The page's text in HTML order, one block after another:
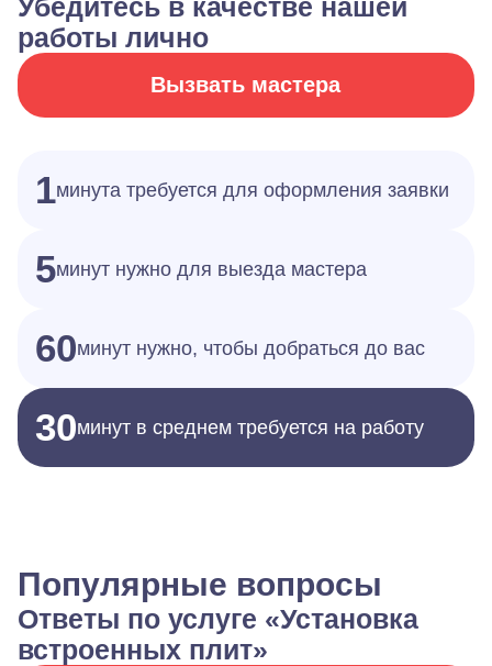
Убедитесь в качестве нашей
работы лично
Вызвать мастера
1минута требуется для оформления заявки
5минут нужно для выезда мастера
60минут нужно, чтобы добраться до вас
30минут в среднем требуется на работу
Популярные вопросы
Ответы по услуге «Установка
встроенных плит»